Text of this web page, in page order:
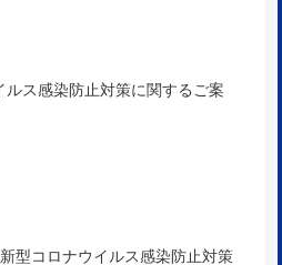
ルス感染防止対策に関するご案
型コロナウイルス感染防止対策